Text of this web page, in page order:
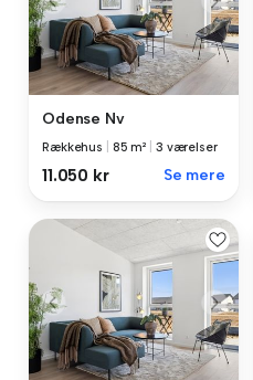
Odense Nv
Rækkehus 85 m² 3 værelser
11.050 kr Se mere